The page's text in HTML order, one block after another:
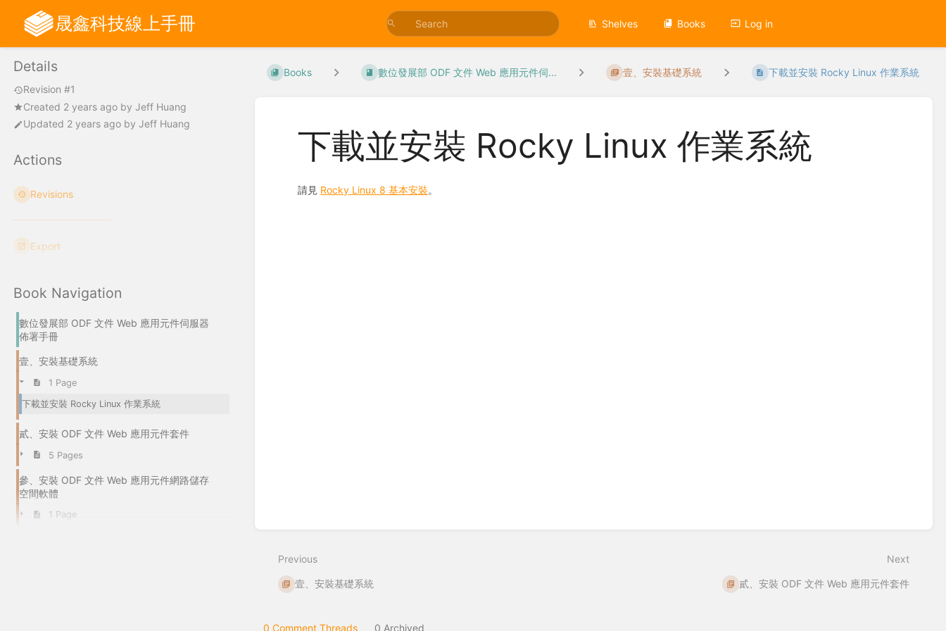
晟鑫科技線上手冊 Shelves Books Log in
Details
Revision #1
Created 2 years ago by Jeff Huang
Updated 2 years ago by Jeff Huang
Actions
Revisions
Export
Book Navigation
數位發展部 ODF 文件 Web 應用元件伺服器
佈署手冊
壹、安裝基礎系統
1 Page
下載並安裝 Rocky Linux 作業系統
貳、安裝 ODF 文件 Web 應用元件套件
5 Pages
參、安裝 ODF 文件 Web 應用元件網路儲存
空間軟體
1 Page
Books 數位發展部 ODF 文件 Web 應用元件伺... 壹、安裝基礎系統 下載並安裝 Rocky Linux 作業系統
下載並安裝 Rocky Linux 作業系統
請見 Rocky Linux 8 基本安裝。
Previous
壹、安裝基礎系統
Next
貳、安裝 ODF 文件 Web 應用元件套件
0 Comment Threads 0 Archived